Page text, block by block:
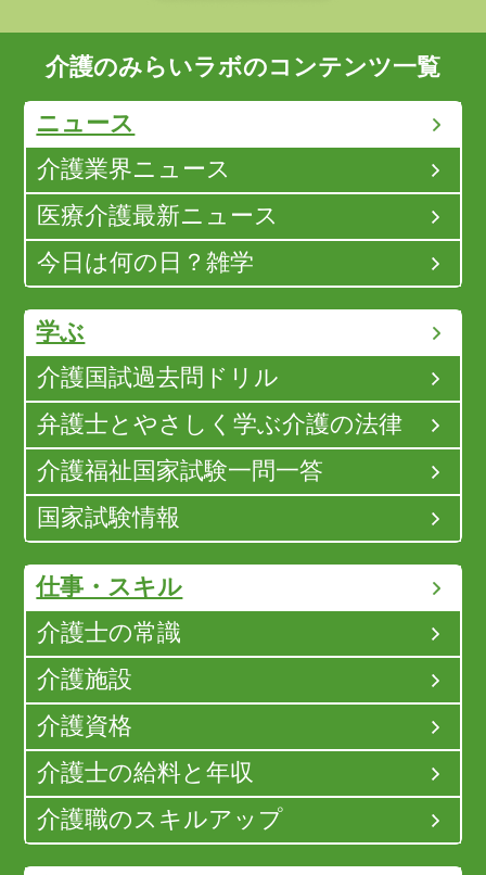
介護のみらいラボのコンテンツ一覧
ニュース
介護業界ニュース
医療介護最新ニュース
今日は何の日？雑学
学ぶ
介護国試過去問ドリル
弁護士とやさしく学ぶ介護の法律
介護福祉国家試験一問一答
国家試験情報
仕事・スキル
介護士の常識
介護施設
介護資格
介護士の給料と年収
介護職のスキルアップ